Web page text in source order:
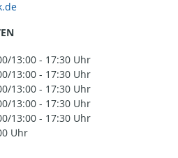
13:00 - 17:30 Uhr
13:00 - 17:30 Uhr
13:00 - 17:30 Uhr
13:00 - 17:30 Uhr
13:00 - 17:30 Uhr
Uhr